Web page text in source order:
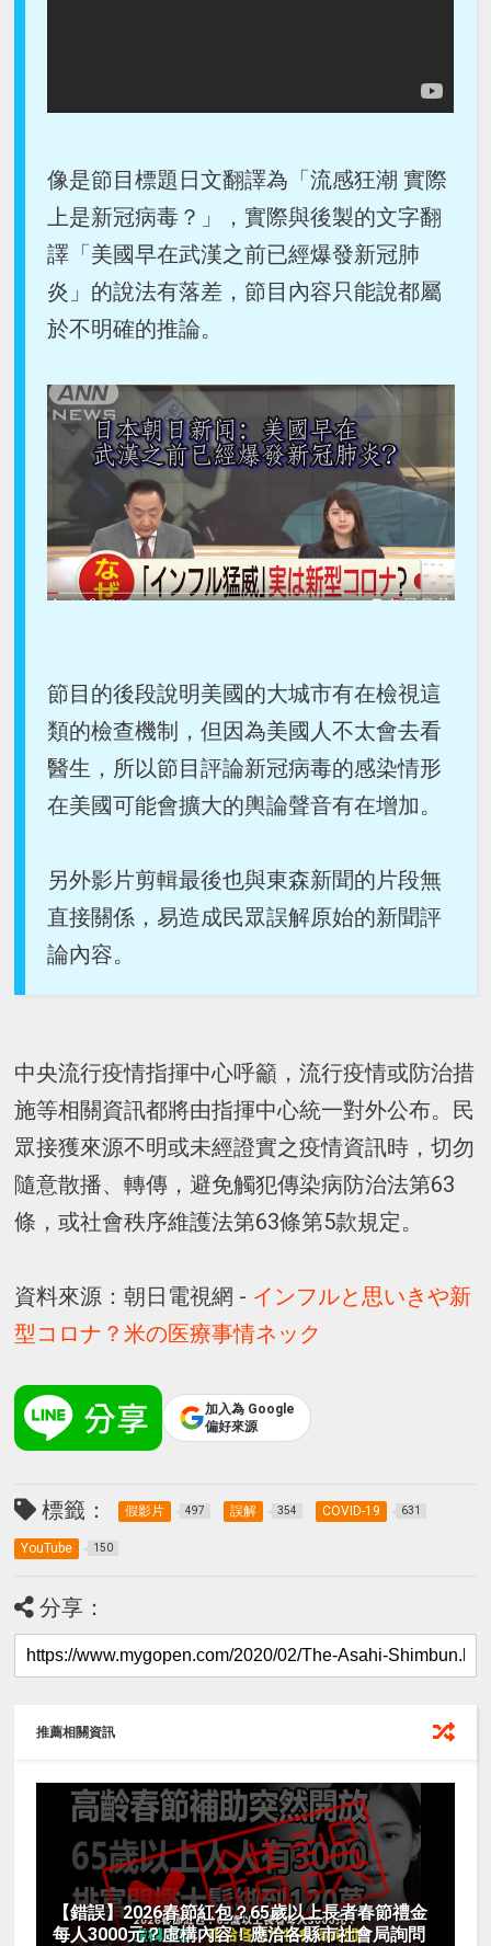
像是節目標題日文翻譯為「流感狂潮 實際
上是新冠病毒？」，實際與後製的文字翻
譯「美國早在武漢之前已經爆發新冠肺
炎」的說法有落差，節目內容只能說都屬
於不明確的推論。
節目的後段說明美國的大城市有在檢視這
類的檢查機制，但因為美國人不太會去看
醫生，所以節目評論新冠病毒的感染情形
在美國可能會擴大的輿論聲音有在增加。
另外影片剪輯最後也與東森新聞的片段無
直接關係，易造成民眾誤解原始的新聞評
論內容。
中央流行疫情指揮中心呼籲，流行疫情或防治措
施等相關資訊都將由指揮中心統一對外公布。民
眾接獲來源不明或未經證實之疫情資訊時，切勿
隨意散播、轉傳，避免觸犯傳染病防治法第63
條，或社會秩序維護法第63條第5款規定。
資料來源：朝日電視網 - インフルと思いきや新
型コロナ？米の医療事情ネック
加入為 Google
偏好來源
標籤： 假影片 497 誤解 354 COVID-19 631
YouTube 150
分享：
推薦相關資訊
【錯誤】2026春節紅包？65歲以上長者春節禮金
每人3000元？虛構內容！應洽各縣市社會局詢問